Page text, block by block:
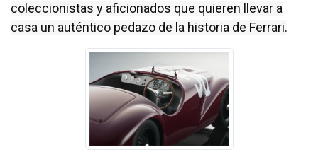
coleccionistas y aficionados que quieren llevar a
casa un auténtico pedazo de la historia de Ferrari.